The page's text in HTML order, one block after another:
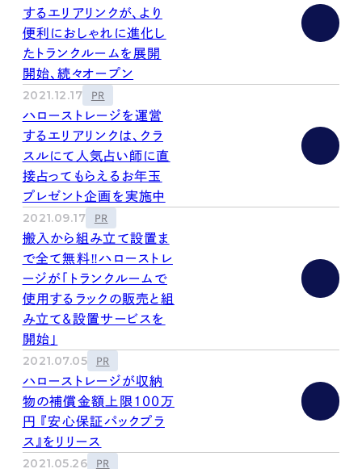
するエリアリンクが、より
便利におしゃれに進化し
たトランクルームを展開
開始、続々オープン
2021.12.17 PR
ハローストレージを運営
するエリアリンクは、クラ
スルにて人気占い師に直
接占ってもらえるお年玉
プレゼント企画を実施中
2021.09.17 PR
搬入から組み立て設置ま
で全て無料‼︎ハローストレ
ージが「トランクルームで
使用するラックの販売と組
み立て&設置サービスを
開始」
2021.07.05 PR
ハローストレージが収納
物の補償金額上限100万
円 『安心保証パックプラ
ス』をリリース
2021.05.26 PR